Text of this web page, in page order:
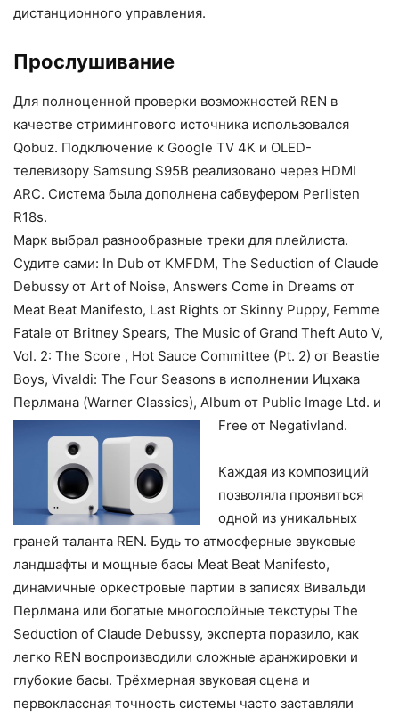
дистанционного управления.
Прослушивание
Для полноценной проверки возможностей REN в
качестве стримингового источника использовался
Qobuz. Подключение к Google TV 4K и OLED-
телевизору Samsung S95B реализовано через HDMI
ARC. Система была дополнена сабвуфером Perlisten
R18s.
Марк выбрал разнообразные треки для плейлиста.
Судите сами: In Dub от KMFDM, The Seduction of Claude
Debussy от Art of Noise, Answers Come in Dreams от
Meat Beat Manifesto, Last Rights от Skinny Puppy, Femme
Fatale от Britney Spears, The Music of Grand Theft Auto V,
Vol. 2: The Score , Hot Sauce Committee (Pt. 2) от Beastie
Boys, Vivaldi: The Four Seasons в исполнении Ицхака
Перлмана (Warner Classics), Album от Public Image Ltd. и
Free от Negativland.
Каждая из композиций
позволяла проявиться
одной из уникальных
граней таланта REN. Будь то атмосферные звуковые
ландшафты и мощные басы Meat Beat Manifesto,
динамичные оркестровые партии в записях Вивальди
Перлмана или богатые многослойные текстуры The
Seduction of Claude Debussy, эксперта поразило, как
легко REN воспроизводили сложные аранжировки и
глубокие басы. Трёхмерная звуковая сцена и
первоклассная точность системы часто заставляли